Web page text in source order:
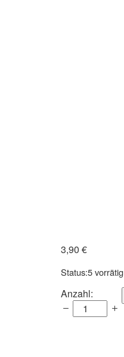
3,90 €
Status:5 vorrätig
Trees
with
flowers
Anzahl: